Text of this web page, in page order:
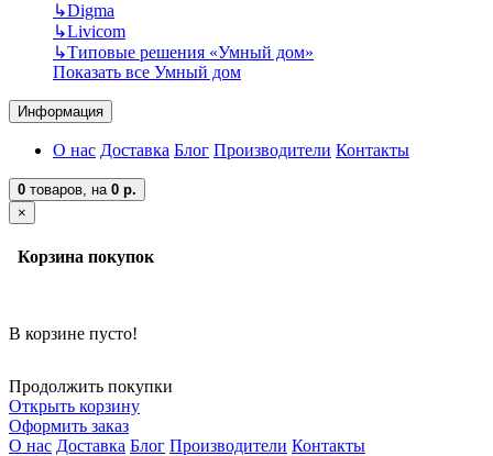
↳Digma
↳Livicom
↳Типовые решения «Умный дом»
Показать все Умный дом
Информация
О нас Доставка Блог Производители Контакты
0 товаров, на 0 р.
×
Корзина покупок
В корзине пусто!
Продолжить покупки
Открыть корзину
Оформить заказ
О нас Доставка Блог Производители Контакты